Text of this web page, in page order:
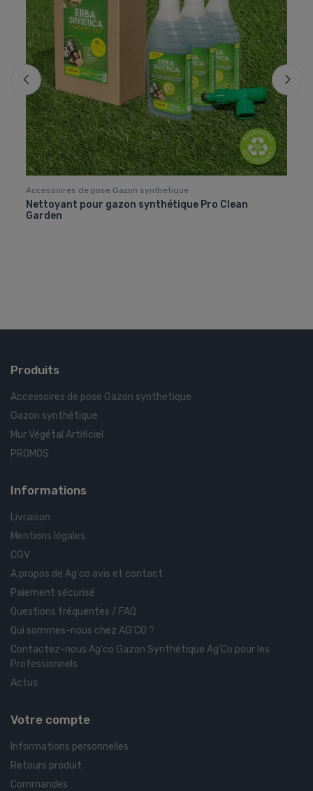
Accessoires de pose Gazon synthetique
Nettoyant pour gazon synthétique Pro Clean
Garden
Produits
Accessoires de pose Gazon synthetique
Gazon synthétique
Mur Végétal Artificiel
PROMOS
Informations
Livraison
Mentions légales
CGV
A propos de Ag'co avis et contact
Paiement sécurisé
Questions fréquentes / FAQ
Qui sommes-nous chez AG'CO ?
Contactez-nous Ag'co Gazon Synthétique Ag'Co pour les
Professionnels
Actus
Votre compte
Informations personnelles
Retours produit
Commandes